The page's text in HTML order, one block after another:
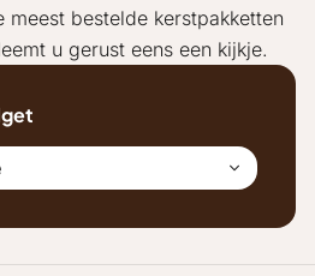
meest bestelde kerstpakketten
u gerust eens een kijkje.